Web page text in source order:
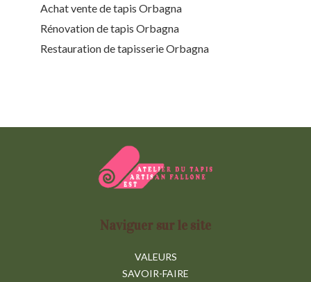
Achat vente de tapis Orbagna
Rénovation de tapis Orbagna
Restauration de tapisserie Orbagna
Naviguer sur le site
VALEURS
SAVOIR-FAIRE